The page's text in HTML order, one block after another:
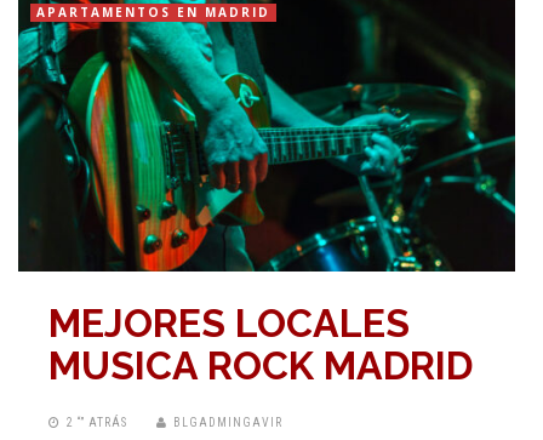
APARTAMENTOS EN MADRID
MEJORES LOCALES
MUSICA ROCK MADRID
2 “” ATRÁS BLGADMINGAVIR